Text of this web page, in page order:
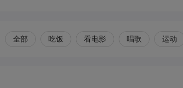
全部 吃饭 看电影 唱歌 运动